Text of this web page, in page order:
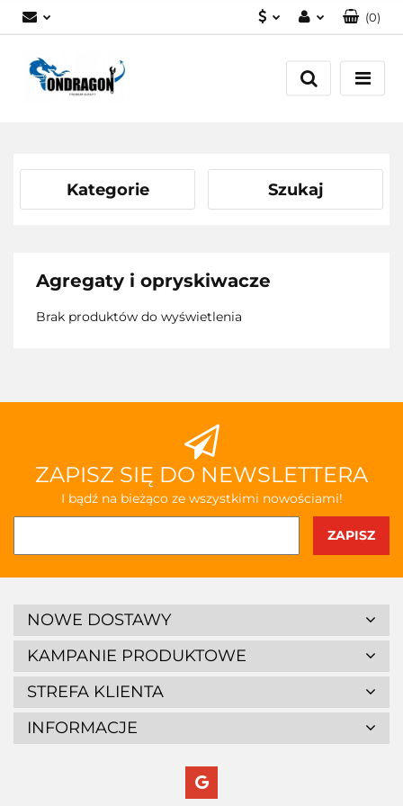
Zaloguj się
Załóż konto
(0)
Kategorie Szukaj
Agregaty i opryskiwacze
Brak produktów do wyświetlenia
ZAPISZ SIĘ DO NEWSLETTERA
I bądź na bieżąco ze wszystkimi nowościami!
NOWE DOSTAWY
KAMPANIE PRODUKTOWE
STREFA KLIENTA
INFORMACJE